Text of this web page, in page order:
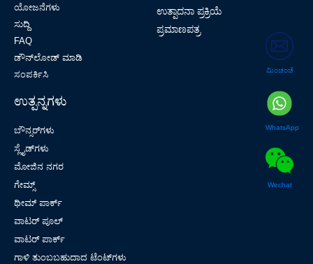
ಯೋಜನೆಗಳು
ಸುದ್ದಿ
FAQ
ಡೌನ್‌ಲೋಡ್ ಮಾಡಿ
ಸಂಪರ್ಕಿಸಿ
ಉತ್ಪಾದನಾ ಪ್ರಕ್ರಿಯೆ
ಪ್ರಮಾಣಪತ್ರ
ಉತ್ಪನ್ನಗಳು
ಬೌನ್ಸರ್‌ಗಳು
ಸ್ಲೈಡ್‌ಗಳು
ಮೋಜಿನ ನಗರ
ಗೇಮ್ಸ್
ಥೀಮ್ ಪಾರ್ಕ್
ವಾಟರ್ ಪೂಲ್
ವಾಟರ್ ಪಾರ್ಕ್
ಗಾಳಿ ತುಂಬಬಹುದಾದ ಟೆಂಟ್‌ಗಳು
ಮಿಂಚಂಚೆ
WhatsApp
Wechat